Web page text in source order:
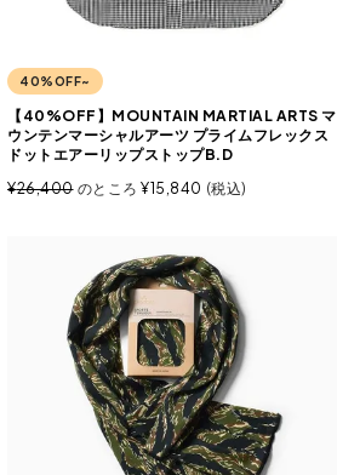
40%OFF~
【40%OFF】MOUNTAIN MARTIAL ARTS マ
ウンテンマーシャルアーツ プライムフレックス
ドットエアーリップストップB.D
¥26,400 のところ ¥15,840 税込